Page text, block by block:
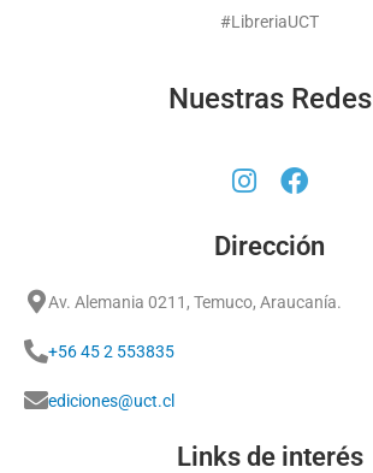
#LibreriaUCT
Nuestras Redes
Dirección
Av. Alemania 0211, Temuco, Araucanía.
+56 45 2 553835
ediciones@uct.cl
Links de interés